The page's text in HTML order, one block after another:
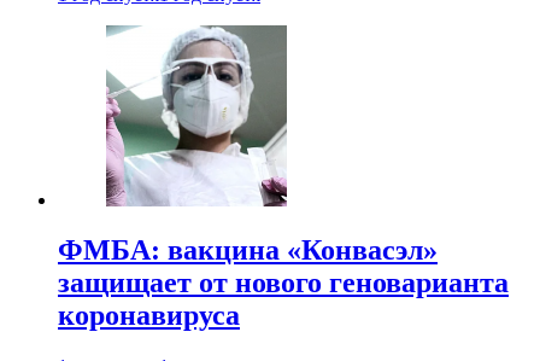
ФМБА: вакцина «Конвасэл»
защищает от нового геноварианта
коронавируса